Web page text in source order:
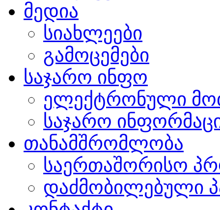
მედია
სიახლეები
გამოცემები
საჯარო ინფო
ელექტრონული
საჯარო
თანამშრომლობა
საერთაშორისო
დაძმობილებული